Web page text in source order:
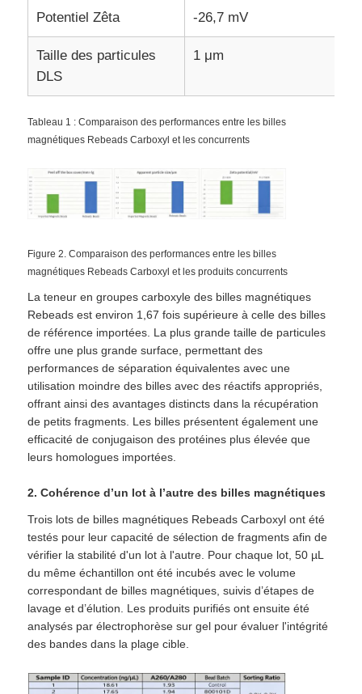
Visite de l'usine
Contrôle de qualité
Nous contacter
Nouvelles
Demander un devis
extraction d'acides nucléiques par perles magnétiques
Des kits d'extraction d'ADN / ARN
Perles magnétiques NGS
Perles magnétiques pour tri cellulaire
Perles magnétiques activées en surface
Instruments et consommables automatisés
Potentiel Zêta -26,7 mV
Taille des particules
DLS
1 μm
Tableau 1 : Comparaison des performances entre les billes
magnétiques Rebeads Carboxyl et les concurrents
Figure 2. Comparaison des performances entre les billes
magnétiques Rebeads Carboxyl et les produits concurrents
La teneur en groupes carboxyle des billes magnétiques
Rebeads est environ 1,67 fois supérieure à celle des billes
de référence importées. La plus grande taille de particules
offre une plus grande surface, permettant des
performances de séparation équivalentes avec une
utilisation moindre des billes avec des réactifs appropriés,
offrant ainsi des avantages distincts dans la récupération
de petits fragments. Les billes présentent également une
efficacité de conjugaison des protéines plus élevée que
leurs homologues importées.
2. Cohérence d’un lot à l’autre des billes magnétiques
Trois lots de billes magnétiques Rebeads Carboxyl ont été
testés pour leur capacité de sélection de fragments afin de
vérifier la stabilité d'un lot à l'autre. Pour chaque lot, 50 µL
du même échantillon ont été incubés avec le volume
correspondant de billes magnétiques, suivis d’étapes de
lavage et d’élution. Les produits purifiés ont ensuite été
analysés par électrophorèse sur gel pour évaluer l'intégrité
des bandes dans la plage cible.